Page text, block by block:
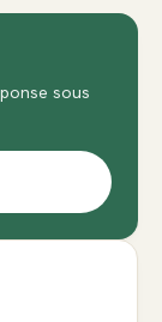
sous